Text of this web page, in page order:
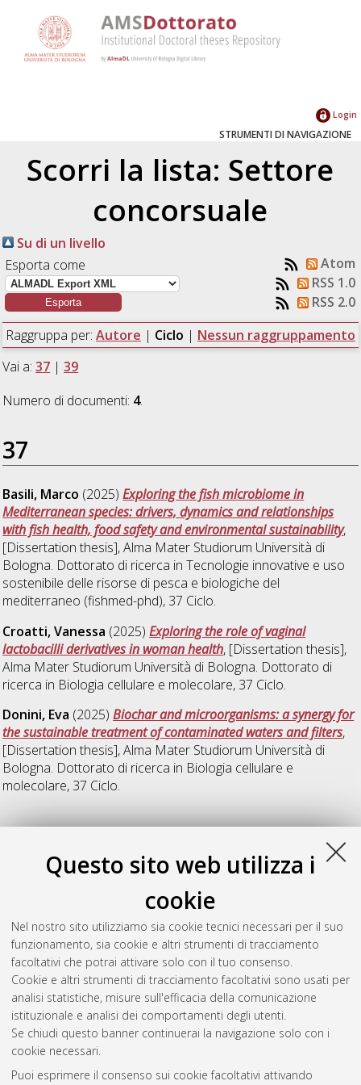
Questo sito web utilizza i
cookie
Nel nostro sito utilizziamo sia cookie tecnici necessari per il suo
funzionamento, sia cookie e altri strumenti di tracciamento
facoltativi che potrai attivare solo con il tuo consenso.
Cookie e altri strumenti di tracciamento facoltativi sono usati per
analisi statistiche, misure sull'efficacia della comunicazione
istituzionale e analisi dei comportamenti degli utenti.
Se chiudi questo banner continuerai la navigazione solo con i
cookie necessari.
Puoi esprimere il consenso sui cookie facoltativi attivando
Login
STRUMENTI DI NAVIGAZIONE
Scorri la lista: Settore
concorsuale
Su di un livello
Esporta come
Atom
RSS 1.0
RSS 2.0
Raggruppa per: Autore | Ciclo | Nessun raggruppamento
Vai a:37 |39
Numero di documenti: 4.
37
Basili, Marco (2025)Exploring the fish microbiome in
Mediterranean species: drivers, dynamics and relationships
with fish health, food safety and environmental sustainability,
[Dissertation thesis], Alma Mater Studiorum Università di
Bologna. Dottorato di ricerca inTecnologie innovative e uso
sostenibile delle risorse di pesca e biologiche del
mediterraneo (fishmed-phd), 37 Ciclo.
Croatti, Vanessa (2025)Exploring the role of vaginal
lactobacilli derivatives in woman health, [Dissertation thesis],
Alma Mater Studiorum Università di Bologna. Dottorato di
ricerca in Biologia cellulare e molecolare, 37 Ciclo.
Donini, Eva (2025)Biochar and microorganisms: a synergy for
the sustainable treatment of contaminated waters and filters,
[Dissertation thesis], Alma Mater Studiorum Università di
Bologna. Dottorato di ricerca in Biologia cellulare e
molecolare, 37 Ciclo.
39
Zakaria, Douaa(2025) From aldabra giant tortoises to
humans: how diet and age influence gut microbiota structure
and function across vertebrates, [Dissertation thesis], Alma
Mater Studiorum Università di Bologna. Dottorato di ricerca in
Scienze e tecnologie agrarie, ambientali e alimentari, 39 Ciclo.
Questa lista e' stata generata il Wed Aug 5 20:36:37 2026
Atom